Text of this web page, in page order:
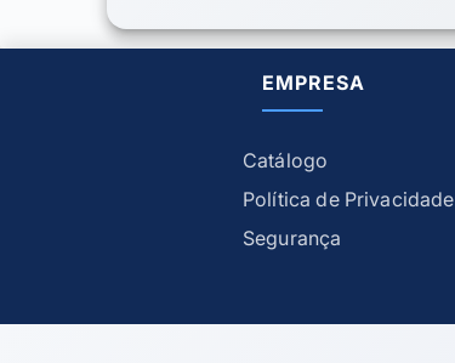
EMPRESA
Catálogo
Política de Privacidade
Segurança